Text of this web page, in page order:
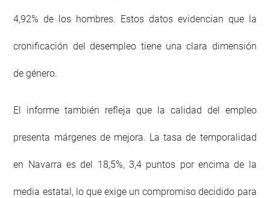
4,92% de los hombres. Estos datos evidencian que la
cronificación del desempleo tiene una clara dimensión
de género.
El informe también refleja que la calidad del empleo
presenta márgenes de mejora. La tasa de temporalidad
en Navarra es del 18,5%, 3,4 puntos por encima de la
media estatal, lo que exige un compromiso decidido para